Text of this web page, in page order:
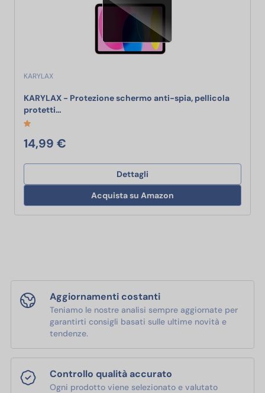
KARYLAX
KARYLAX - Protezione schermo anti-spia, pellicola
protetti…
14,99 €
Dettagli
Acquista su Amazon
Aggiornamenti costanti
Teniamo le nostre analisi sempre aggiornate per
garantirti consigli basati sulle ultime novità e
tendenze.
Controllo qualità accurato
Ogni prodotto viene selezionato e valutato